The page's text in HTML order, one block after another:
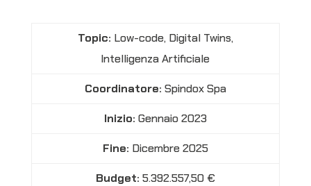
Topic: Low-code, Digital Twins,
Intelligenza Artificiale
Coordinatore: Spindox Spa
Inizio: Gennaio 2023
Fine: Dicembre 2025
Budget: 5.392.557,50 €